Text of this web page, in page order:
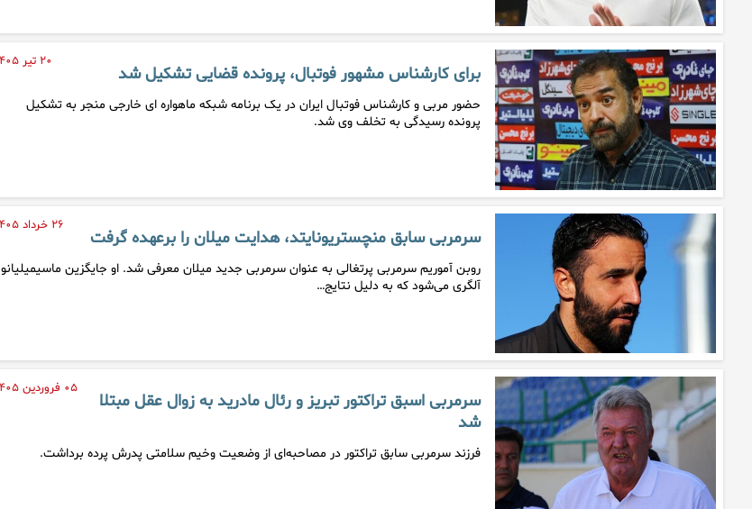
۲۰ تیر ۱۴۰۵
برای کارشناس مشهور فوتبال، پرونده قضایی تشکیل شد
حضور مربی و کارشناس فوتبال ایران در یک برنامه شبکه ماهواره ای خارجی منجر به تشکیل
پرونده رسیدگی به تخلف وی شد.
۲۶ خرداد ۱۴۰۵
سرمربی سابق منچستریونایتد، هدایت میلان را برعهده گرفت
روبن آموریم سرمربی پرتغالی به عنوان سرمربی جدید میلان معرفی شد. او جایگزین ماسیمیلیانو
آلگری می‌شود که به دلیل نتایج…
۰۵ فروردین ۱۴۰۵
سرمربی اسبق تراکتور تبریز و رئال مادرید به زوال عقل مبتلا
شد
فرزند سرمربی سابق تراکتور در مصاحبه‌ای از وضعیت وخیم سلامتی پدرش پرده برداشت.